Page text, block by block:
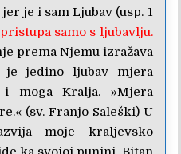
je i sam Ljubav (usp. 1
samo s ljubavlju.
prema Njemu izražava
jedino ljubav mjera
moga Kralja. »Mjera
(sv. Franjo Saleški) U
moje kraljevsko